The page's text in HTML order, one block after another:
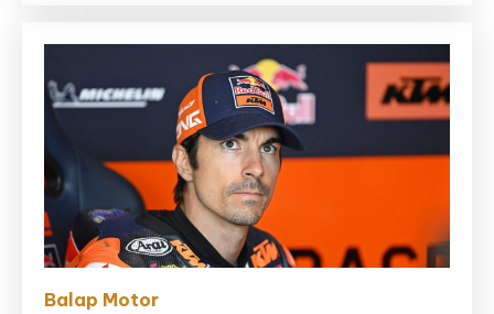
Balap Motor